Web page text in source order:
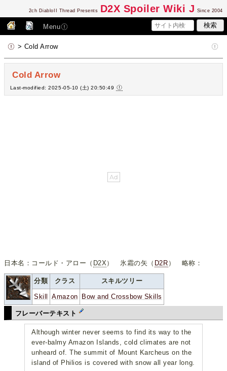
2ch DiabloII Thread Presents D2X Spoiler Wiki J Since 2004
Menu
> Cold Arrow
Cold Arrow
Last-modified: 2025-05-10 (土) 20:50:49
日本名：コールド・アロー（ D2X） 氷霜の矢（ D2R ） 略称：
分類 クラス スキルツリー
Skill Amazon Bow and Crossbow Skills
フレーバーテキスト
Although winter never seems to find its way to the
ever-balmy Amazon Islands, cold climates are not
unheard of. The summit of Mount Karcheus on the
island of Philios is covered with snow all year long.